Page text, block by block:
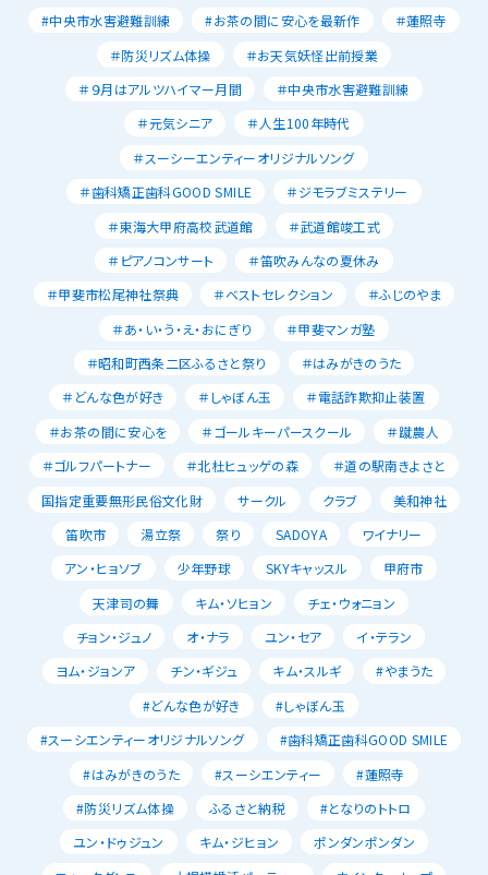
#中央市水害避難訓練
#お茶の間に安心を最新作
＃蓮照寺
＃防災リズム体操
＃お天気妖怪出前授業
＃９月はアルツハイマー月間
＃中央市水害避難訓練
＃元気シニア
＃人生100年時代
＃スーシーエンティーオリジナルソング
＃歯科矯正歯科GOOD SMILE
＃ジモラブミステリー
＃東海大甲府高校武道館
＃武道館竣工式
＃ピアノコンサート
＃笛吹みんなの夏休み
＃甲斐市松尾神社祭典
＃ベストセレクション
＃ふじのやま
＃あ・い・う・え・おにぎり
＃甲斐マンガ塾
＃昭和町西条二区ふるさと祭り
＃はみがきのうた
＃どんな色が好き
＃しゃぼん玉
＃電話詐欺抑止装置
＃お茶の間に安心を
＃ゴールキーパースクール
＃蹴農人
＃ゴルフパートナー
＃北杜ヒュッゲの森
＃道の駅南きよさと
国指定重要無形民俗文化財
サークル クラブ
美和神社
笛吹市
湯立祭 祭り SADOYA
ワイナリー
アン・ヒョソブ
少年野球 SKYキャッスル
甲府市
天津司の舞
キム・ソヒョン
チェ・ウォニョン
チョン・ジュノ
オ・ナラ ユン・セア
イ・テラン
ヨム・ジョンア
チン・ギジュ キム・スルギ
#やまうた
#どんな色が好き
#しゃぼん玉
#スーシエンティーオリジナルソング
#歯科矯正歯科GOOD SMILE
#はみがきのうた
#スーシエンティー
#蓮照寺
#防災リズム体操
ふるさと納税
#となりのトトロ
ユン・ドゥジュン
キム・ジヒョン
ポンダンポンダン